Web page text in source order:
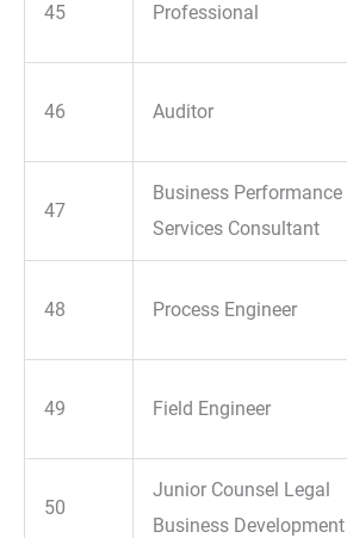
45 Professional
46 Auditor
47
Business Performance
Services Consultant
48 Process Engineer
49 Field Engineer
50
Junior Counsel Legal
Business Development